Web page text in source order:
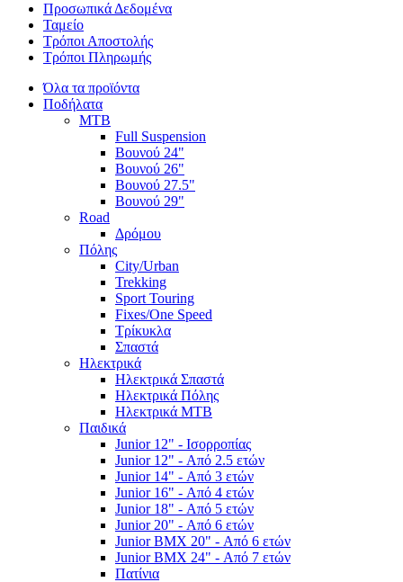
Προσωπικά Δεδομένα
Ταμείο
Τρόποι Αποστολής
Τρόποι Πληρωμής
Όλα τα προϊόντα
Ποδήλατα
MTB
Full Suspension
Βουνού 24"
Βουνού 26"
Βουνού 27.5"
Βουνού 29"
Road
Δρόμου
Πόλης
City/Urban
Trekking
Sport Touring
Fixes/One Speed
Τρίκυκλα
Σπαστά
Ηλεκτρικά
Ηλεκτρικά Σπαστά
Ηλεκτρικά Πόλης
Ηλεκτρικά MTB
Παιδικά
Junior 12" - Ισορροπίας
Junior 12" - Από 2.5 ετών
Junior 14" - Από 3 ετών
Junior 16" - Από 4 ετών
Junior 18" - Από 5 ετών
Junior 20" - Από 6 ετών
Junior BMX 20" - Από 6 ετών
Junior BMX 24" - Από 7 ετών
Πατίνια